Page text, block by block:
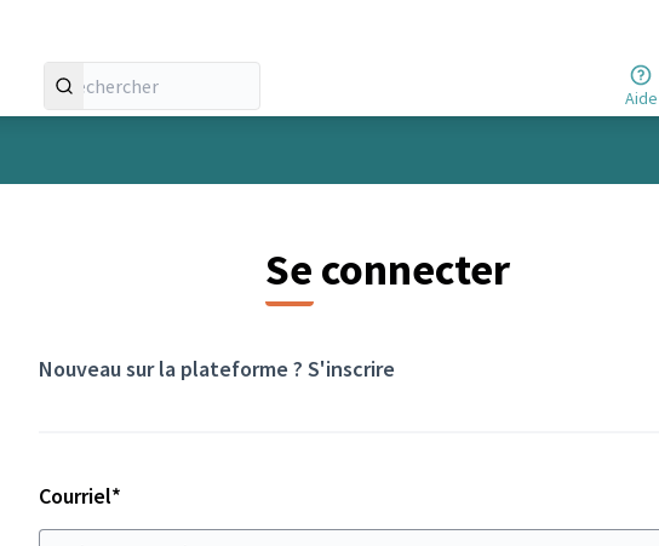
Aide
Se connecter
Nouveau sur la plateforme ? S'inscrire
Courriel*